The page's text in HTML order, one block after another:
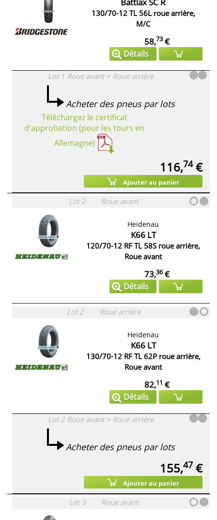
130/70-12 TL 56L roue arrière,
M/C
58,73€
Détails
Lot 1 Roue avant + Roue arrière
Acheter des pneus par lots
Téléchargez le certificat
d'approbation (pour les tours en
Allemagne)
116,74€
Ajouter au panier
Lot 2 Roue avant
Heidenau
K66 LT
120/70-12 RF TL 58S roue arrière,
Roue avant
73,36€
Détails
Lot 2 Roue arrière
Heidenau
K66 LT
130/70-12 RF TL 62P roue arrière,
Roue avant
82,11 €
Détails
Lot 2 Roue avant + Roue arrière
Acheter des pneus par lots
155,47 €
Ajouter au panier
Lot 3 Roue avant